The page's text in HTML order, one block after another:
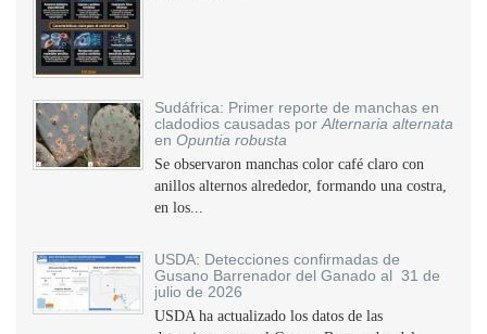
Sudáfrica: Primer reporte de manchas en
cladodios causadas por Alternaria alternata
en Opuntia robusta
Se observaron manchas color café claro con
anillos alternos alrededor, formando una costra,
en los...
USDA: Detecciones confirmadas de
Gusano Barrenador del Ganado al 31 de
julio de 2026
USDA ha actualizado los datos de las